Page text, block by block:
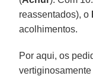
reassentados), o
acolhimentos.
Por aqui, os